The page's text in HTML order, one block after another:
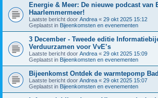
Energie & Meer: De nieuwe podcast van
Haarlemmermeer!
Laatste bericht door Andrea « 29 okt 2025 15:12
Geplaatst in Bijeenkomsten en evenementen
3 December - Tweede editie
Verduurzamen voor VvE’s
Laatste bericht door Andrea « 29 okt 2025 15:09
Geplaatst in Bijeenkomsten en evenementen
Bijeenkomst Ontdek de warmtepomp
Laatste bericht door Andrea « 29 okt 2025 15:07
Geplaatst in Bijeenkomsten en evenementen